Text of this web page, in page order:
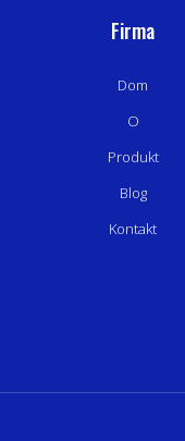
Firma
Dom
O
Produkt
Blog
Kontakt